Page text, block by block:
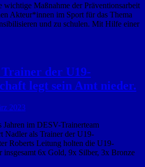
Maßnahme der Präventionsarbeit
Akteur*innen im Sport für das Thema
und zu schulen. Mit Hilfe einer
der U19-
legt sein Amt nieder.
2023
Jahren im DESV-Trainerteam
Nadler als Trainer der U19-
Roberts Leitung holten die U19-
insgesamt 6x Gold, 9x Silber, 3x Bronze